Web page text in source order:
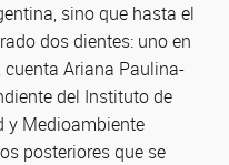
sino que hasta el
dos dientes: uno en
cuenta Ariana Paulina-
del Instituto de
y Medioambiente
posteriores que se